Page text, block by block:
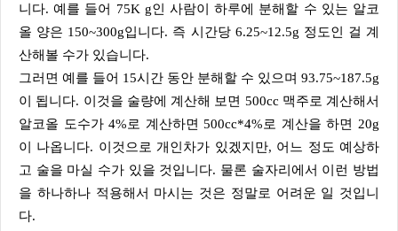
니다. 예를 들어 75K g인 사람이 하루에 분해할 수 있는 알코
올 양은 150~300g입니다. 즉 시간당 6.25~12.5g 정도인 걸 계
산해볼 수가 있습니다.
그러면 예를 들어 15시간 동안 분해할 수 있으며 93.75~187.5g
이 됩니다. 이것을 술량에 계산해 보면 500cc 맥주로 계산해서
알코올 도수가 4%로 계산하면 500cc*4%로 계산을 하면 20g
이 나옵니다. 이것으로 개인차가 있겠지만, 어느 정도 예상하
고 술을 마실 수가 있을 것입니다. 물론 술자리에서 이런 방법
을 하나하나 적용해서 마시는 것은 정말로 어려운 일 것입니
다.